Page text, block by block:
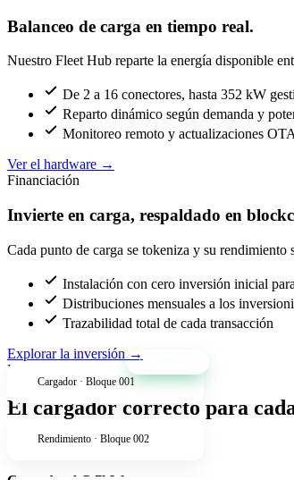
Balanceo de carga en tiempo real.
Nuestro Fleet Hub reparte la energía disponible
De 2 a 16 conectores, hasta 352 kW
Reparto dinámico según demanda y
Monitoreo remoto y actualizaciones OTA
Ver el hardware →
Financiación
Invierte en carga, respaldado en
Cada punto de carga se tokeniza y su
Instalación con cero inversión inicial
Distribuciones mensuales a los
Trazabilidad total de cada transacción
Explorar la inversión →
+34% anual
Cargador · Bloque 001
Rendimiento · Bloque 002
Productos
El cargador correcto para
AC · Residencial